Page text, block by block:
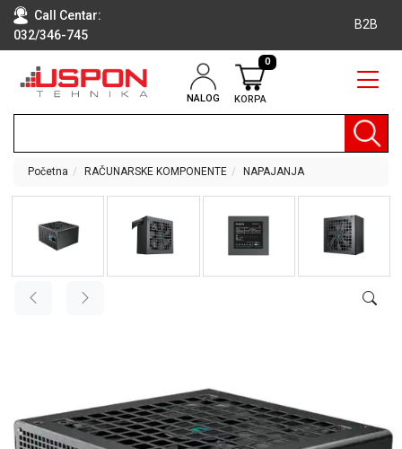
Call Centar:
032/346-745
B2B
NALOG KORPA
0
RAČUNARI
TEHNIKA
OPREMA
AUDIO,
VIDEO
DODATNA
Početna RAČUNARSKE KOMPONENTE NAPAJANJA